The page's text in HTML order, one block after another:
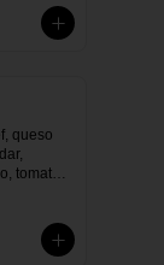
queso
tomate,